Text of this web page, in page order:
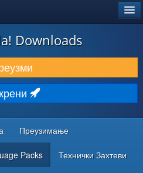
Downloads
Преузимање
Packs Технички Захтеви